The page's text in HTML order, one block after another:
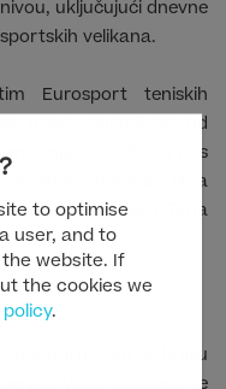
to optimise
user, and to
website. If
the cookies we
policy.
uključujući dnevne
velikana.
Eurosport teniskih
uživo, sastoji se od
kao što su Kris
Aleks Koreča, Miša
i Barbare Šet i Tima
film o kralju
Voice u kojem se